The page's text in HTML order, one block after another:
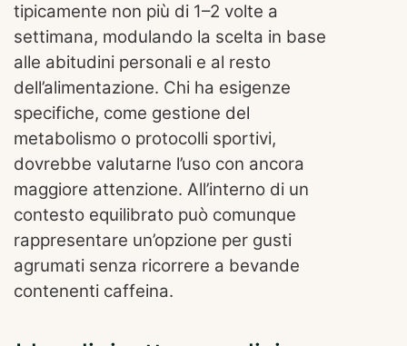
tipicamente non più di 1–2 volte a
settimana, modulando la scelta in base
alle abitudini personali e al resto
dell’alimentazione. Chi ha esigenze
specifiche, come gestione del
metabolismo o protocolli sportivi,
dovrebbe valutarne l’uso con ancora
maggiore attenzione. All’interno di un
contesto equilibrato può comunque
rappresentare un’opzione per gusti
agrumati senza ricorrere a bevande
contenenti caffeina.